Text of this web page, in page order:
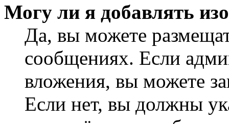
Могу ли я добавлять
Да, вы можете
сообщениях. Если
вложения, вы можете
Если нет, вы должны